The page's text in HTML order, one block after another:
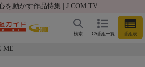
を動かす作品特集 | J:COM TV
CS番組一覧 番組表
検索
ME